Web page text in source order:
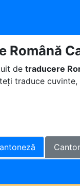
Română
detraducere
traduce